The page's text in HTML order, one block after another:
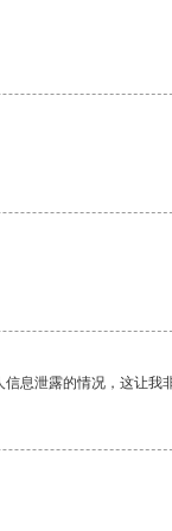
息泄露的情况，这让我